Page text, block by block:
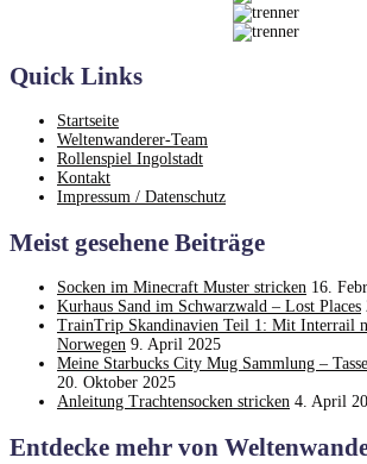
Quick Links
Startseite
Weltenwanderer-Team
Rollenspiel Ingolstadt
Kontakt
Impressum / Datenschutz
Meist gesehene Beiträge
Socken im Minecraft Muster stricken 16.
Kurhaus Sand im Schwarzwald – Lost Places
TrainTrip Skandinavien Teil 1: Mit Interrail
Norwegen 9. April 2025
Meine Starbucks City Mug Sammlung –
20. Oktober 2025
Anleitung Trachtensocken stricken 4. April
Entdecke mehr von